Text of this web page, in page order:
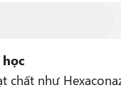
chất như